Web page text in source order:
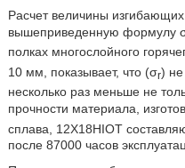
Расчет величины
вышеприведенную формулу
полках многослойного
10 мм, показывает, что (σr)
несколько раз меньше не
прочности материала,
сплава, 12X18HIOT
после 87000 часов